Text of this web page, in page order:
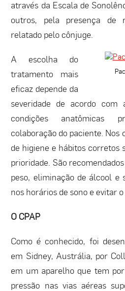
através da Escala de
outros, pela presença de
relatado pelo cônjuge.
A escolha do
tratamento mais
eficaz depende da
severidade de acordo com
condições anatômicas
colaboração do paciente. Nos
de higiene e hábitos corretos
prioridade. São
peso, eliminação de álcool e
nos horários de sono e evitar
O CPAP
Como é conhecido, foi
em Sidney, Austrália, por
em um aparelho que tem
pressão nas vias aéreas